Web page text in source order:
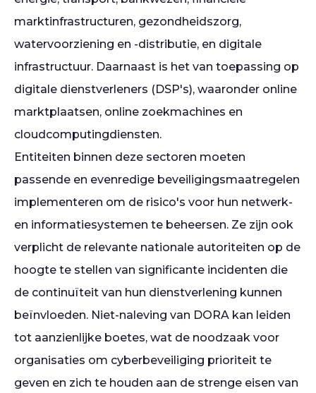
marktinfrastructuren, gezondheidszorg,
watervoorziening en -distributie, en digitale
infrastructuur. Daarnaast is het van toepassing op
digitale dienstverleners (DSP's), waaronder online
marktplaatsen, online zoekmachines en
cloudcomputingdiensten.
Entiteiten binnen deze sectoren moeten
passende en evenredige beveiligingsmaatregelen
implementeren om de risico's voor hun netwerk-
en informatiesystemen te beheersen. Ze zijn ook
verplicht de relevante nationale autoriteiten op de
hoogte te stellen van significante incidenten die
de continuïteit van hun dienstverlening kunnen
beïnvloeden. Niet-naleving van DORA kan leiden
tot aanzienlijke boetes, wat de noodzaak voor
organisaties om cyberbeveiliging prioriteit te
geven en zich te houden aan de strenge eisen van